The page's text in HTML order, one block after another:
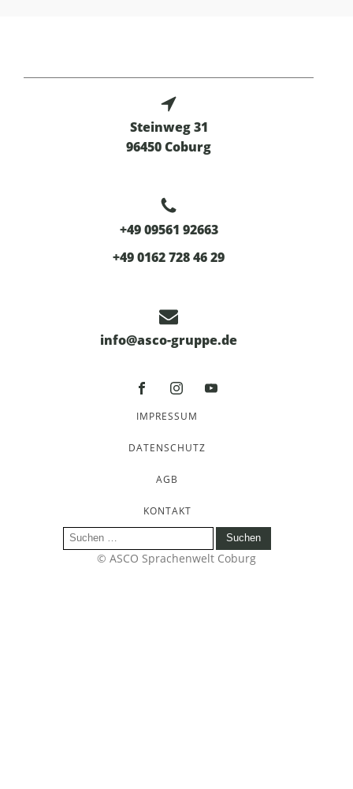
Steinweg 31
96450 Coburg
+49 09561 92663
+49 0162 728 46 29
info@asco-gruppe.de
IMPRESSUM
DATENSCHUTZ
AGB
KONTAKT
Suchen
nach:
© ASCO Sprachenwelt Coburg